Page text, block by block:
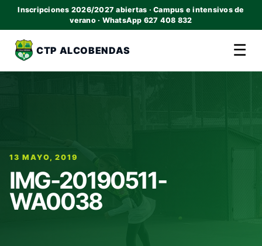
Inscripciones 2026/2027 abiertas · Campus e intensivos de
verano · WhatsApp 627 408 832
CTP ALCOBENDAS ☰
13 MAYO, 2019
IMG-20190511-
WA0038